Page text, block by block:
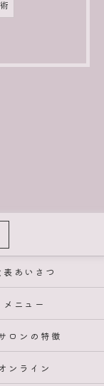
表あいさつ
メニュー
ロンの特徴
オンライン